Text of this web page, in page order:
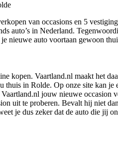
van occasions en 5
auto’s in Nederland.
nieuwe auto voortaan gewoon
kopen. Vaartland.nl maakt het
thuis in Rolde. Op onze site kan je
jouw nieuwe
uit te proberen. Bevalt hij niet
je dus zeker dat de auto die jij